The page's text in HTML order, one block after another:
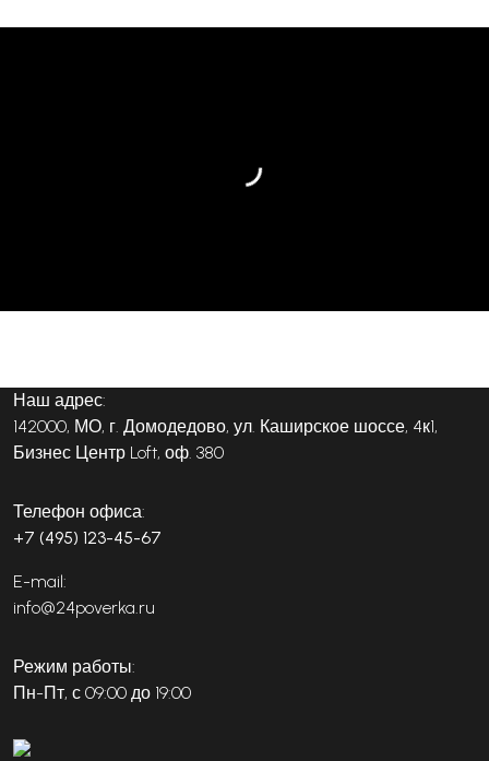
Наш адрес:
142000, МО, г. Домодедово, ул. Каширское шоссе, 4к1,
Бизнес Центр Loft, оф. 380
Телефон офиса:
+7 (495) 123-45-67
E-mail:
info@24poverka.ru
Режим работы:
Пн-Пт, с 09:00 до 19:00